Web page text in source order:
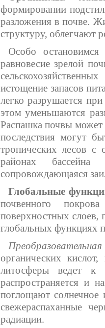
формировании
разложения в почве.
структуру, облегчают
Особо остановимся
равновесие зрелой
истощение запасов
легко разрушается
этом уменьшаются
Распашка почвы может
последствия могут
тропических лесов
районах
сопровождающаяся
Глобальные
почвенного
поверхностных
глобальных функциях
органических
литосферы ведет к
распространяется и
поглощают солнечное
свежераспаханные
радиации.